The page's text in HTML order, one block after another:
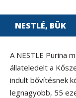
NESTLÉ, BÜK
A NESTLE Purina
állateledelt a
indult bővítésnek
legnagyobb, 55